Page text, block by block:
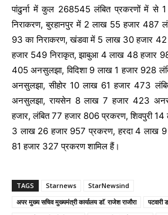
पांढुर्ना में कुल 268545 लंबित प्रकरणों में से
निराकरण, बुरहानपुर में 2 लाख 55 हजार 487
93 का निराकरण, खंडवा में 5 लाख 30 हजार
हजार 549 निराकृत, झाबुआ 4 लाख 48 हजार
405 अनसुलझा, विदिशा 9 लाख 1 हजार 928
अनसुलझा, सीहोर 10 लाख 61 हजार 473
अनसुलझा, रायसेन 8 लाख 7 हजार 423
हजार, लंबित 77 हजार 806 प्रकरण, शिवपुरी
3 लाख 26 हजार 957 प्रकरण, हरदा 4 लाख
81 हजार 327 प्रकरण शामिल हैं।
TAGS Starnews
StarNewsind
अपर मुख्य सचिव मुख्यमंत्री कार्यालय डाॅ. राजेश राजौरा
पटवारी